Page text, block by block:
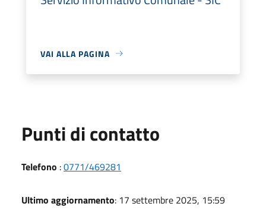
VAI ALLA PAGINA
Punti di contatto
Telefono :0771/469281
Ultimo aggiornamento: 17 settembre 2025, 15:59